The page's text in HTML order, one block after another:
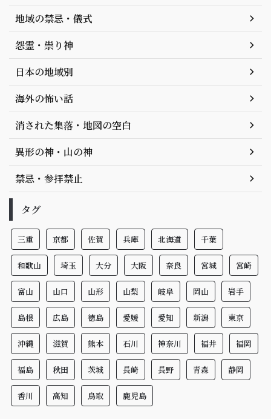
地域の禁忌・儀式
怨霊・祟り神
日本の地域別
海外の怖い話
消された集落・地図の空白
異形の神・山の神
禁忌・参拝禁止
タグ
三重 京都 佐賀 兵庫 北海道 千葉
和歌山 埼玉 大分 大阪 奈良 宮城 宮崎
富山 山口 山形 山梨 岐阜 岡山 岩手
島根 広島 徳島 愛媛 愛知 新潟 東京
沖縄 滋賀 熊本 石川 神奈川 福井 福岡
福島 秋田 茨城 長崎 長野 青森 静岡
香川 高知 鳥取 鹿児島